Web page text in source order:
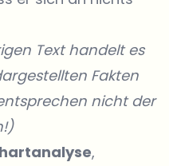
Text handelt es
Fakten
nicht der
,